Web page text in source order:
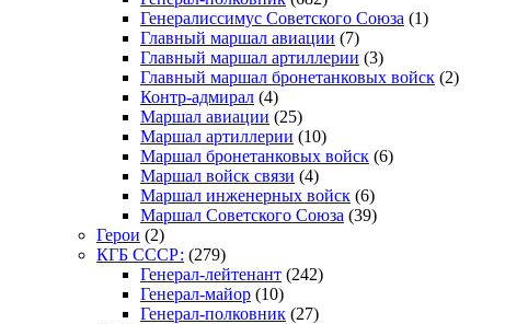
Генералиссимус Советского Союза (1)
Главный маршал авиации (7)
Главный маршал артиллерии (3)
Главный маршал бронетанковых войск (2)
Контр-адмирал (4)
Маршал авиации (25)
Маршал артиллерии (10)
Маршал бронетанковых войск (6)
Маршал войск связи (4)
Маршал инженерных войск (6)
Маршал Советского Союза (39)
Герои (2)
КГБ СССР: (279)
Генерал-лейтенант (242)
Генерал-майор (10)
Генерал-полковник (27)